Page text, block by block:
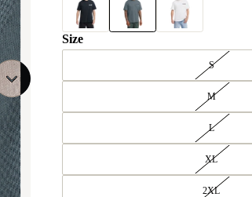
Size
S
M
L
XL
2XL